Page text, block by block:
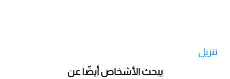
تنزيل
يبحث الأشخاص أيضًا عن